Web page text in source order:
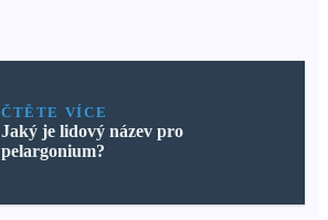
ČTĚTE VÍCE
Jaký je lidový název pro
pelargonium?